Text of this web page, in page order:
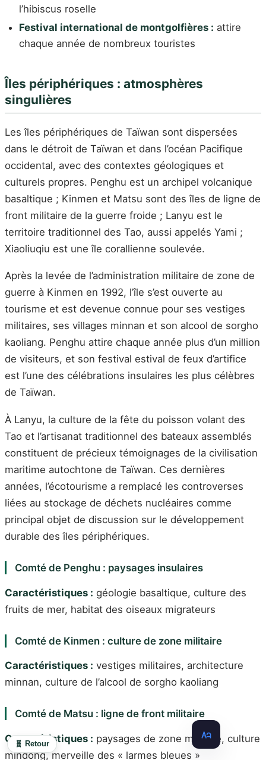
l’hibiscus roselle
Festival international de montgolfières : attire
chaque année de nombreux touristes
Îles périphériques : atmosphères
singulières
Les îles périphériques de Taïwan sont dispersées
dans le détroit de Taïwan et dans l’océan Pacifique
occidental, avec des contextes géologiques et
culturels propres. Penghu est un archipel volcanique
basaltique ; Kinmen et Matsu sont des îles de ligne de
front militaire de la guerre froide ; Lanyu est le
territoire traditionnel des Tao, aussi appelés Yami ;
Xiaoliuqiu est une île corallienne soulevée.
Après la levée de l’administration militaire de zone de
guerre à Kinmen en 1992, l’île s’est ouverte au
tourisme et est devenue connue pour ses vestiges
militaires, ses villages minnan et son alcool de sorgho
kaoliang. Penghu attire chaque année plus d’un million
de visiteurs, et son festival estival de feux d’artifice
est l’une des célébrations insulaires les plus célèbres
de Taïwan.
À Lanyu, la culture de la fête du poisson volant des
Tao et l’artisanat traditionnel des bateaux assemblés
constituent de précieux témoignages de la civilisation
maritime autochtone de Taïwan. Ces dernières
années, l’écotourisme a remplacé les controverses
liées au stockage de déchets nucléaires comme
principal objet de discussion sur le développement
durable des îles périphériques.
Comté de Penghu : paysages insulaires
Caractéristiques : géologie basaltique, culture des
fruits de mer, habitat des oiseaux migrateurs
Comté de Kinmen : culture de zone militaire
Caractéristiques : vestiges militaires, architecture
minnan, culture de l’alcool de sorgho kaoliang
Comté de Matsu : ligne de front militaire
Caractéristiques : paysages de zone militaire, culture
mindong, merveille des « larmes bleues »
🧬 Retour